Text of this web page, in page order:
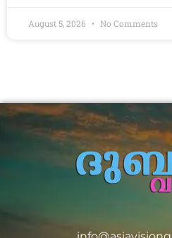
August 5, 2026 No Comments